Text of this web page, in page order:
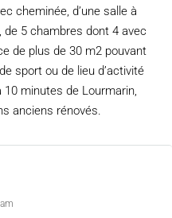
cheminée, d’une salle à
de 5 chambres dont 4 avec
de plus de 30 m2 pouvant
sport ou de lieu d’activité
minutes de Lourmarin,
anciens rénovés.